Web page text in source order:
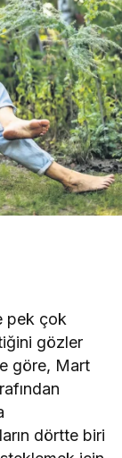
pek çok
gözler
göre, Mart
dörtte biri